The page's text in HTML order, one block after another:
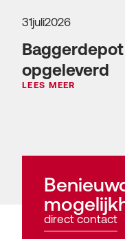
31juli2026
opgeleverd
LEES MEER
direct contact